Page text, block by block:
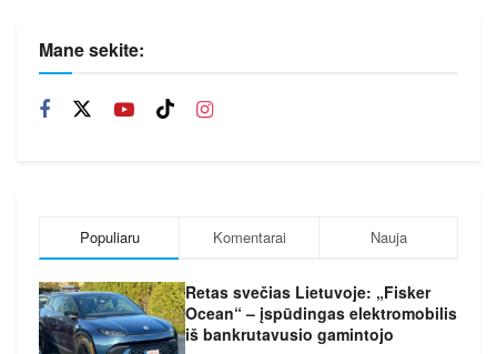
Mane sekite:
Populiaru Komentarai Nauja
Retas svečias Lietuvoje: „Fisker
Ocean“ – įspūdingas elektromobilis
iš bankrutavusio gamintojo